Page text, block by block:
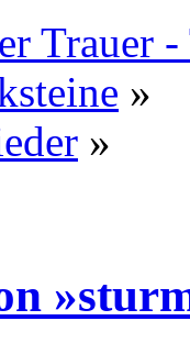
Trauer
»
»